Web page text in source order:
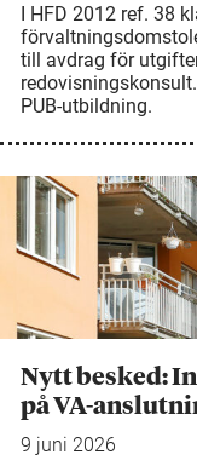
I HFD 2012 ref. 38
till avdrag för
PUB-utbildning.
Nytt besked:
på VA-
9 juni 2026